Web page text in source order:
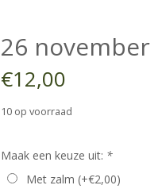
26 november
€12,00
10 op voorraad
Maak een keuze uit: *
Met zalm (+€2,00)